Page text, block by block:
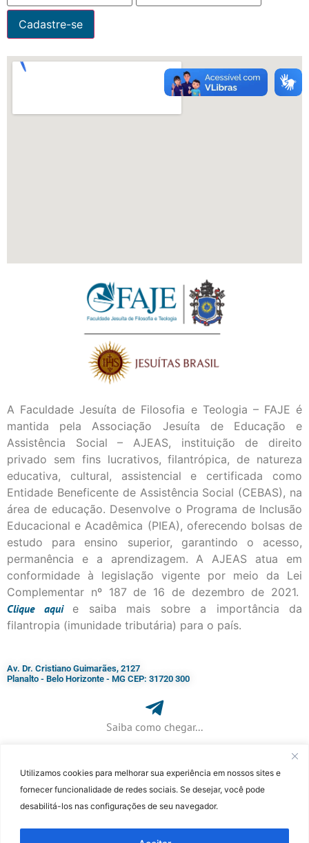
Utilizamos cookies para melhorar sua experiência em nossos sites e
fornecer funcionalidade de redes sociais. Se desejar, você pode
desabilitá-los nas configurações de seu navegador.
A Faculdade Jesuíta de Filosofia e Teologia – FAJE é
mantida pela Associação Jesuíta de Educação e
Assistência Social – AJEAS, instituição de direito
privado sem fins lucrativos, filantrópica, de natureza
educativa, cultural, assistencial e certificada como
Entidade Beneficente de Assistência Social (CEBAS), na
área de educação. Desenvolve o Programa de Inclusão
Educacional e Acadêmica (PIEA), oferecendo bolsas de
estudo para ensino superior, garantindo o acesso,
permanência e a aprendizagem. A AJEAS atua em
conformidade à legislação vigente por meio da Lei
Complementar nº 187 de 16 de dezembro de 2021.
Cliqueaqui
e saiba mais sobre a importância da
filantropia (imunidade tributária) para o país.
Av. Dr. Cristiano Guimarães, 2127
Planalto - Belo Horizonte - MG CEP: 31720 300
Saiba como chegar...
+ 55 (31) 3115-7000​
Patrick de Souza